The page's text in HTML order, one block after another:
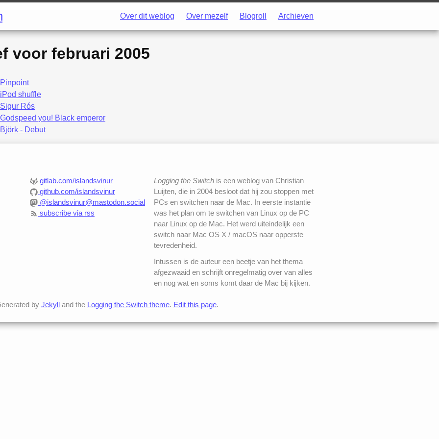
Over dit weblog Over mezelf Blogroll Archieven
voor februari 2005
Pinpoint
iPod shuffle
Sigur Rós
Godspeed you! Black emperor
Björk - Debut
gitlab.com/islandsvinur
github.com/islandsvinur
@islandsvinur@mastodon.social
subscribe via rss
Logging the Switchis een weblog van Christian
Luijten, die in 2004 besloot dat hij zou stoppen met
PCs en switchen naar de Mac. In eerste instantie
was het plan om te switchen van Linux op de PC
naar Linux op de Mac. Het werd uiteindelijk een
switch naar Mac OS X / macOS naar opperste
tevredenheid.
Intussen is de auteur een beetje van het thema
afgezwaaid en schrijft onregelmatig over van alles
en nog wat en soms komt daar de Mac bij kijken.
by Jekylland the Logging the Switch theme. Edit this page.